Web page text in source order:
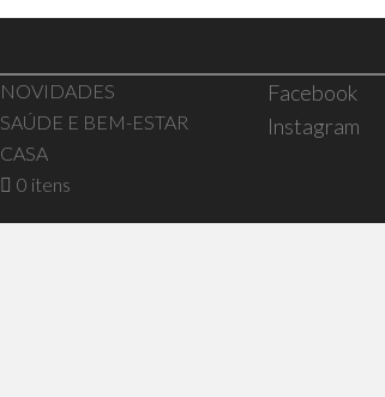
NOVIDADES
SAÚDE E BEM-ESTAR
CASA
0 itens
Facebook
Instagram